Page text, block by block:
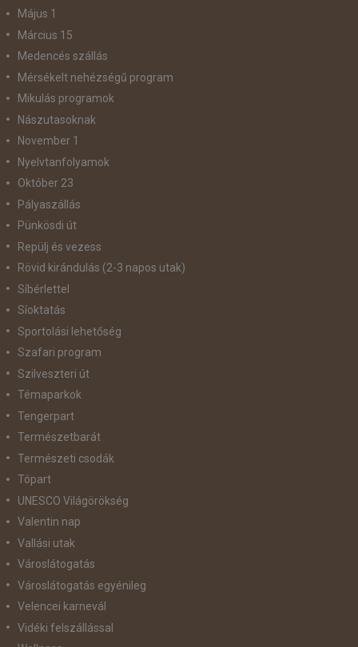
Május 1
Március 15
Medencés szállás
Mérsékelt nehézségű program
Mikulás programok
Nászutasoknak
November 1
Nyelvtanfolyamok
Október 23
Pályaszállás
Pünkösdi út
Repülj és vezess
Rövid kirándulás (2-3 napos utak)
Síbérlettel
Síoktatás
Sportolási lehetőség
Szafari program
Szilveszteri út
Témaparkok
Tengerpart
Természetbarát
Természeti csodák
Tópart
UNESCO Világörökség
Valentin nap
Vallási utak
Városlátogatás
Városlátogatás egyénileg
Velencei karnevál
Vidéki felszállással